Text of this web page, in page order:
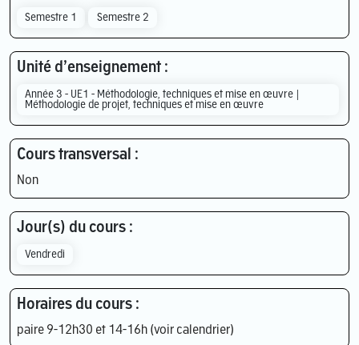
Semestre 1 Semestre 2
Unité d’enseignement :
Année 3 - UE1 - Méthodologie, techniques et mise en œuvre |
Méthodologie de projet, techniques et mise en œuvre
Cours transversal :
Non
Jour(s) du cours :
Vendredi
Horaires du cours :
paire 9-12h30 et 14-16h (voir calendrier)